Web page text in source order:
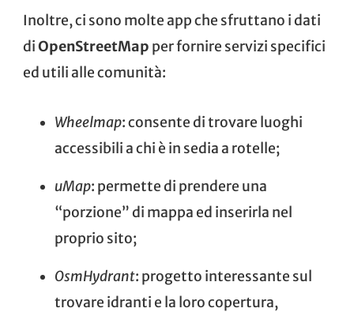
Inoltre, ci sono molte app che sfruttano i dati
diOpenStreetMap per fornire servizi specifici
ed utili alle comunità:
Wheelmap: consente di trovare luoghi
accessibili a chi è in sedia a rotelle;
uMap: permette di prendere una
“porzione” di mappa ed inserirla nel
proprio sito;
OsmHydrant: progetto interessante sul
trovare idranti e la loro copertura,